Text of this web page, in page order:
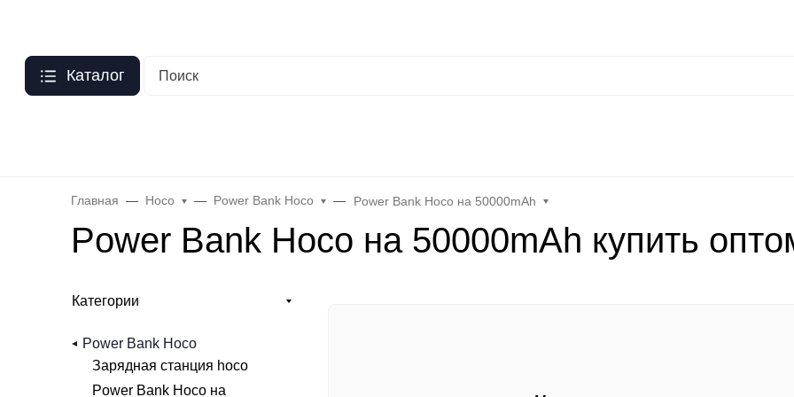
Каталог
Главная Hoco Power Bank Hoco Power Bank Hoco на 50000mAh
Power Bank Hoco на 50000mAh купить
Категории
Power Bank Hoco
Зарядная станция hoco
Power Bank Hoco на